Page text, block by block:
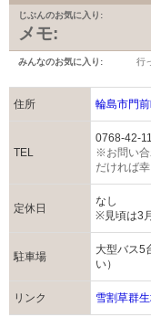
じぶんのお気に入り:
メモ:
みんなのお気に入り: 行
住所 輪島市門
TEL
0768-42-
※お問い合
だければ幸
定休日
なし
※見頃は3
駐車場
大型バス5
い）
リンク 雪割草群